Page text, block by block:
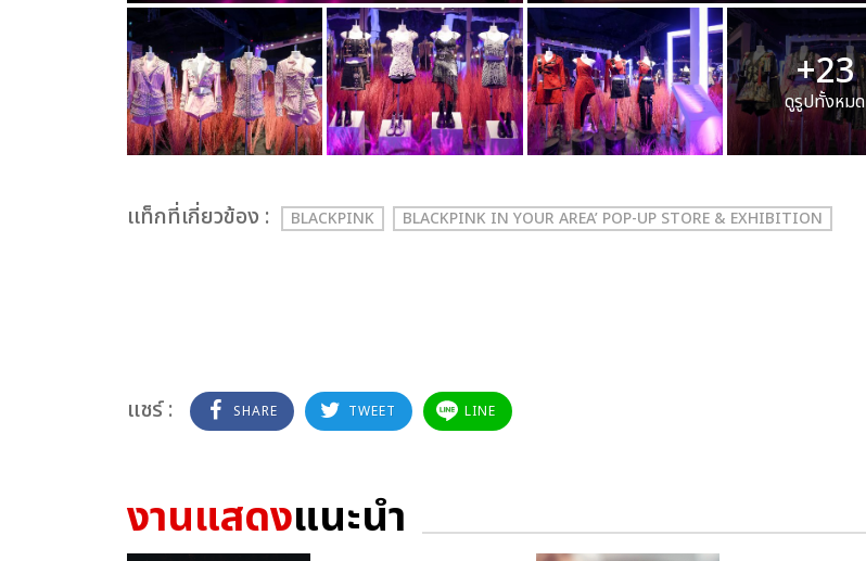
+23
ดูรูปทั้งหมด
เเท็กที่เกี่ยวข้อง : BLACKPINK BLACKPINK IN YOUR AREA’ POP-UP STORE & EXHIBITION
แชร์ : SHARE TWEET LINE
งานแสดงแนะนำ